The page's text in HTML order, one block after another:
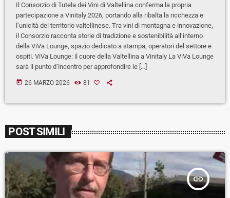
Il Consorzio di Tutela dei Vini di Valtellina conferma la propria
partecipazione a Vinitaly 2026, portando alla ribalta la ricchezza e
l’unicità del territorio valtellinese. Tra vini di montagna e innovazione,
il Consorzio racconta storie di tradizione e sostenibilità all’interno
della ViVa Lounge, spazio dedicato a stampa, operatori del settore e
ospiti. ViVa Lounge: il cuore della Valtellina a Vinitaly La ViVa Lounge
sarà il punto d’incontro per approfondire le […]
today 26 MARZO 2026 81
POST SIMILI
insert_link